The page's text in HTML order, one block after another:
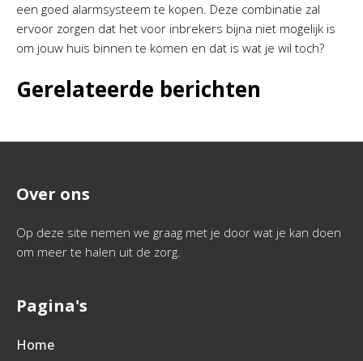
een goed alarmsysteem te kopen. Deze combinatie zal
ervoor zorgen dat het voor inbrekers bijna niet mogelijk is
om jouw huis binnen te komen en dat is wat je wil toch?
Gerelateerde berichten
Over ons
Op deze site nemen we graag met je door wat je kan doen
om meer te halen uit de zorg.
Pagina's
Home